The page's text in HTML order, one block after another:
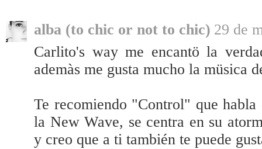
alba (to chic or not to chic) 29 de
Carlito's way me encantö la
ademàs me gusta mucho la müsica
Te recomiendo "Control" que
la New Wave, se centra en su
y creo que a ti también te puede